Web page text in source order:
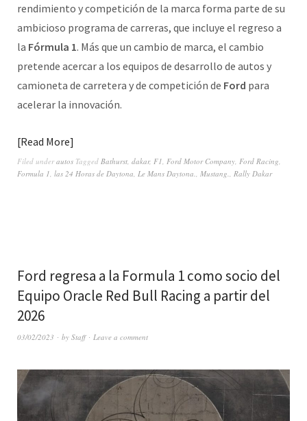
rendimiento y competición de la marca forma parte de su
ambicioso programa de carreras, que incluye el regreso a
la Fórmula 1. Más que un cambio de marca, el cambio
pretende acercar a los equipos de desarrollo de autos y
camioneta de carretera y de competición de Ford para
acelerar la innovación.
Read More
Filed underautos Tagged Bathurst, dakar, F1, Ford Motor Company, Ford Racing,
Formula 1, las 24 Horas de Daytona, Le Mans Daytona., Mustang., Rally Dakar
Ford regresa a la Formula 1 como socio del
Equipo Oracle Red Bull Racing a partir del
2026
03/02/2023 by Staff Leave a comment